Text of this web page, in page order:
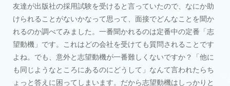
友達が出版社の採用試験を受けると言っていたので、なにか助
けられることがないかなって思って、面接でどんなことを聞か
れるのか調べてみました。一番聞かれるのは定番中の定番「志
望動機」です。これはどの会社を受けても質問されることです
よね。でも、意外と志望動機が一番難しくないですか？「他に
も同じようなところにあるのにどうして」なんて言われたらち
ょっと答えに困ってしまいます。だから志望動機はしっかりと